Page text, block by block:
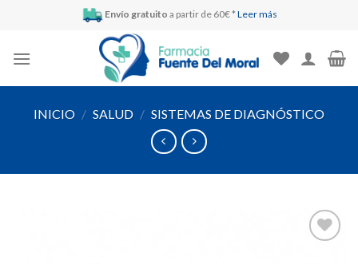
Envío gratuito a partir de 60€ * Leer más
INICIO / SALUD / SISTEMAS DE DIAGNÓSTICO